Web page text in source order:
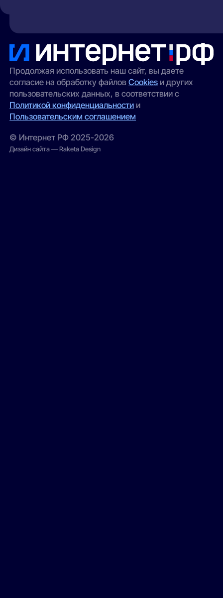
удалённых участков.
оставить заявку через наш сайт — мы
передадим её провайдерам;
выбрать альтернативный вариант
(например, беспроводной интернет);
проверить соседние адреса — иногда
сеть проведена в соседнем корпусе.
Продолжая использовать наш сайт, вы даете
согласие на обработку файловCookies и других
пользовательских данных, в соответствии с
Политикой конфиденциальности и
Пользовательским соглашением
© Интернет РФ 2025-2026
Дизайн сайта — Raketa Design